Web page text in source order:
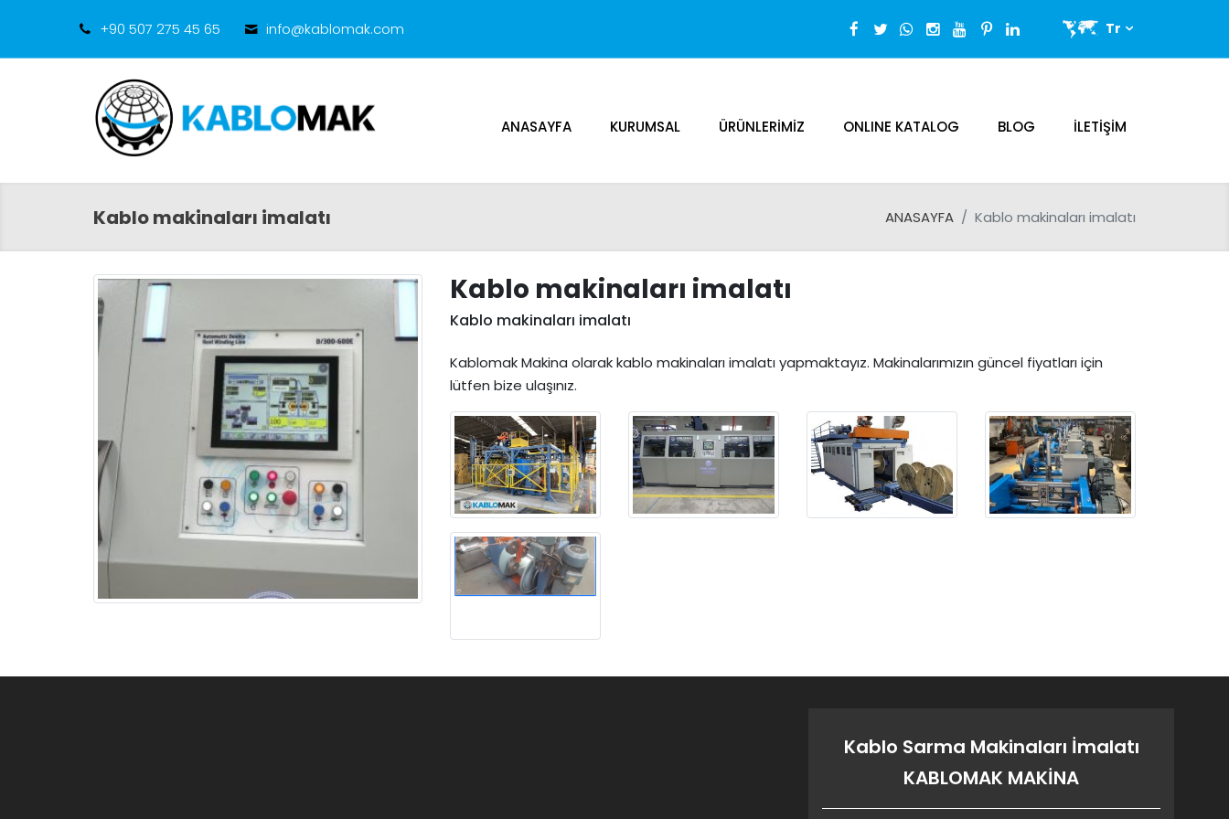
+90 507 275 45 65 info@kablomak.com Tr
ANASAYFA KURUMSAL ÜRÜNLERIMIZ ONLINE KATALOG BLOG İLETIŞIM
Kablo makinaları imalatı ANASAYFA Kablo makinaları imalatı
Kablo makinaları imalatı
Kablo makinaları imalatı
Kablomak Makina olarak kablo makinaları imalatı yapmaktayız. Makinalarımızın güncel fiyatları için
lütfen bize ulaşınız.
Kablo Sarma Makinaları İmalatı
KABLOMAK MAKİNA